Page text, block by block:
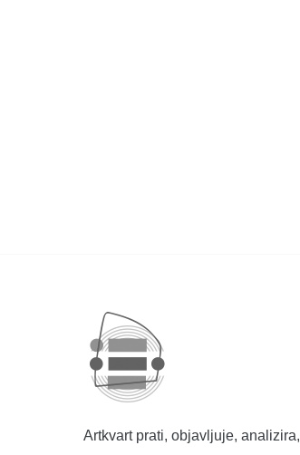
Artkvart prati, objavljuje, analizira,